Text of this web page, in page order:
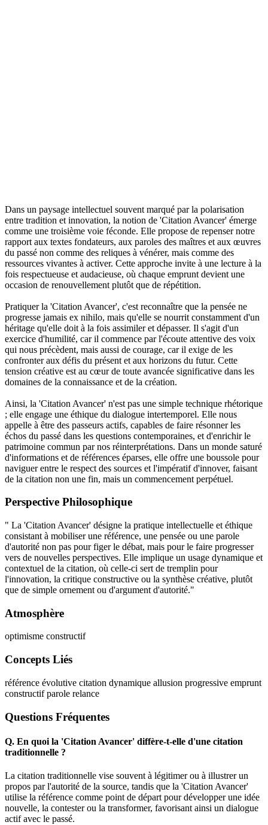
Dans un paysage intellectuel souvent marqué par la polarisation
entre tradition et innovation, la notion de 'Citation Avancer' émerge
comme une troisième voie féconde. Elle propose de repenser notre
rapport aux textes fondateurs, aux paroles des maîtres et aux œuvres
du passé non comme des reliques à vénérer, mais comme des
ressources vivantes à activer. Cette approche invite à une lecture à la
fois respectueuse et audacieuse, où chaque emprunt devient une
occasion de renouvellement plutôt que de répétition.
Pratiquer la 'Citation Avancer', c'est reconnaître que la pensée ne
progresse jamais ex nihilo, mais qu'elle se nourrit constamment d'un
héritage qu'elle doit à la fois assimiler et dépasser. Il s'agit d'un
exercice d'humilité, car il commence par l'écoute attentive des voix
qui nous précèdent, mais aussi de courage, car il exige de les
confronter aux défis du présent et aux horizons du futur. Cette
tension créative est au cœur de toute avancée significative dans les
domaines de la connaissance et de la création.
Ainsi, la 'Citation Avancer' n'est pas une simple technique rhétorique
; elle engage une éthique du dialogue intertemporel. Elle nous
appelle à être des passeurs actifs, capables de faire résonner les
échos du passé dans les questions contemporaines, et d'enrichir le
patrimoine commun par nos réinterprétations. Dans un monde saturé
d'informations et de références éparses, elle offre une boussole pour
naviguer entre le respect des sources et l'impératif d'innover, faisant
de la citation non une fin, mais un commencement perpétuel.
Perspective Philosophique
" La 'Citation Avancer' désigne la pratique intellectuelle et éthique
consistant à mobiliser une référence, une pensée ou une parole
d'autorité non pas pour figer le débat, mais pour le faire progresser
vers de nouvelles perspectives. Elle implique un usage dynamique et
contextuel de la citation, où celle-ci sert de tremplin pour
l'innovation, la critique constructive ou la synthèse créative, plutôt
que de simple ornement ou d'argument d'autorité."
Atmosphère
optimisme constructif
Concepts Liés
référence évolutive citation dynamique allusion progressive emprunt
constructifparole relance
Questions Fréquentes
Q. En quoi la 'Citation Avancer' diffère-t-elle d'une citation
traditionnelle ?
La citation traditionnelle vise souvent à légitimer ou à illustrer un
propos par l'autorité de la source, tandis que la 'Citation Avancer'
utilise la référence comme point de départ pour développer une idée
nouvelle, la contester ou la transformer, favorisant ainsi un dialogue
actif avec le passé.